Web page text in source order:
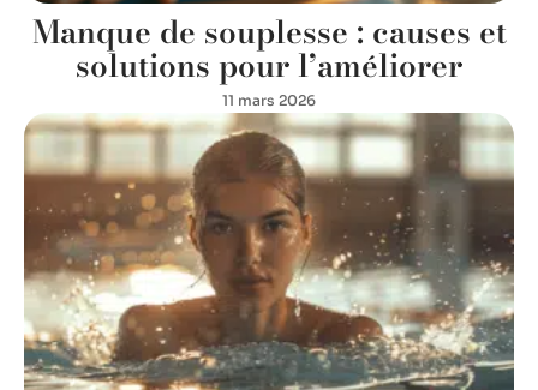
Manque de souplesse : causes et
solutions pour l’améliorer
11 mars 2026